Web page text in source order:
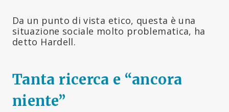
Da un punto di vista etico, questa è una
situazione sociale molto problematica, ha
detto Hardell.
Tanta ricerca e “ancora
niente”